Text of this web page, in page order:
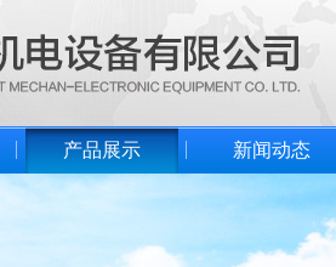
产品展示 新闻动态